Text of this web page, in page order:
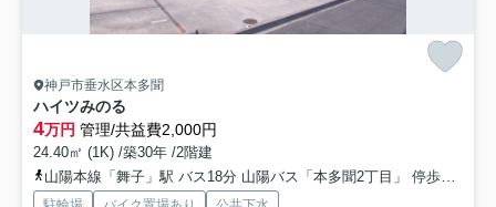
神戸市垂水区本多聞
ハイツみのる
4万円 管理/共益費2,000円
24.40㎡ (1K) /築30年 /2階建
山陽本線「舞子」駅 バス18分 山陽バス「本多聞2丁目」 停歩2分